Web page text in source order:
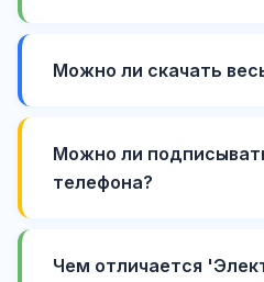
Можно ли скачать
Можно ли
телефона?
Чем отличается